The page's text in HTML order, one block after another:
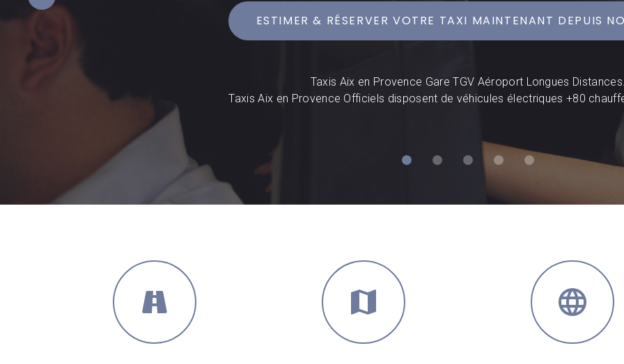
ESTIMER & RÉSERVER VOTRE TAXI MAINTENANT DEPUIS
Taxis Aix en Provence Gare TGV Aéroport Longues Distances.
Taxis Aix en Provence Officiels disposent de véhicules électriques +80